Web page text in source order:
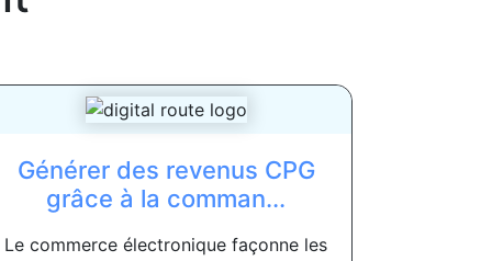
Générer des revenus CPG
grâce à la comman...
Le commerce électronique façonne les